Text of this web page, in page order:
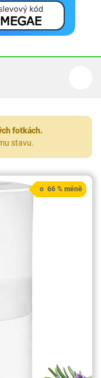
fotkách.
stavu.
o 66 % méně